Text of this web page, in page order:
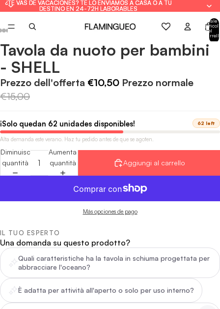
¿TE VAS DE VACACIONES? TE LO ENVIAMOS A CASA O A TU
DESTINO EN 24-72H LABORABLES
¿TE VAS DE VACACIONES? TE LO ENVIAMOS A CASA O A TU
DESTINO EN 24-72H LABORABLES
Totale
articoli
nel
Apri
immagine
a
schermo
Apri
immagine
a
schermo
Apri
immagine
a
schermo
Apri
immagine
a
schermo
Apri
immagine
a
schermo
Tavola da nuoto per bambini
- SHELL
Prezzo dell'offerta €10,50 Prezzo normale
€15,00
¡Solo quedan 62 unidades disponibles! 62 left
Alta demanda este verano. Haz tu pedido antes de que se agoten.
Diminuisci
quantità
Aumenta
quantità
Aggiungi al carrello
Más opciones de pago
IL TUO ESPERTO
Una domanda su questo prodotto?
Quali caratteristiche ha la tavola in schiuma progettata per
abbracciare l'oceano?
È adatta per attività all'aperto o solo per uso interno?